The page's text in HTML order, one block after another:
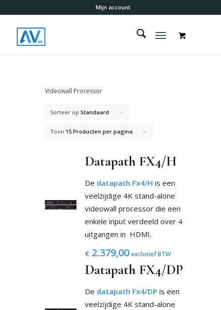
Mijn account
Videowall Processor
Sorteer op Standaard
Toon 15 Producten per pagina
Datapath FX4/H
De datapath Fx4/H is een
veelzijdige 4K stand-alone
videowall processor die een
enkele input verdeeld over 4
uitgangen in HDMI.
€2.379,00 exclusief BTW
Datapath FX4/DP
De datapath Fx4/DP is een
veelzijdige 4K stand-alone